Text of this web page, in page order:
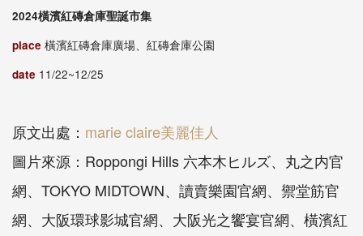
2024橫濱紅磚倉庫聖誕市集
place 橫濱紅磚倉庫廣場、紅磚倉庫公園
date 11/22~12/25
原文出處： marie claire美麗佳人
圖片來源：Roppongi Hills 六本木ヒルズ、丸之内官
網、TOKYO MIDTOWN、讀賣樂園官網、禦堂筋官
網、大阪環球影城官網、大阪光之饗宴官網、橫濱紅